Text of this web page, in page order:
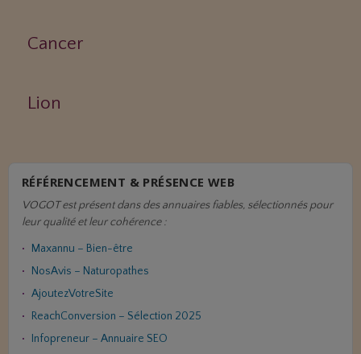
Cancer
Lion
RÉFÉRENCEMENT & PRÉSENCE WEB
VOGOT est présent dans des annuaires fiables, sélectionnés pour
leur qualité et leur cohérence :
Maxannu – Bien-être
NosAvis – Naturopathes
AjoutezVotreSite
ReachConversion – Sélection 2025
Infopreneur – Annuaire SEO